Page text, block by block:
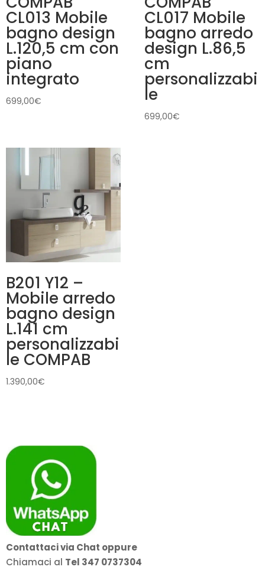
CL013 Mobile
bagno design
L.120,5 cm con
piano
integrato
699,00€
CL017 Mobile
bagno arredo
design L.86,5
cm
personalizzabi
le
699,00€
B201 Y12 –
Mobile arredo
bagno design
L.141 cm
personalizzabi
le COMPAB
1.390,00€
Contattaci via Chat oppure
Chiamaci al Tel 347 0737304